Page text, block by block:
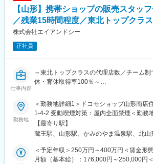
へステップアップが可能です。RSV経験後
への異動の道もあり、長期的にキャリア形
入社後1年で店長昇格を目指していただき
■組織構成：
1店舗あたり店長1名、スタッフ5～15名で
重視し相談しやすい環境◎
変更の範囲：会社の定める業務
【開催日時】
8/6 (木) 17:00～20:00
8/13 (木) 17:00～20:00
8/18 (火) 17:00～20:00
8/20 (木) 17:00～20:00
8/25 (火) 17:00～20:00
※ご応募時、参加可能日時をお知らせくだ
・新規契約・機種変更の受付および提案
・料金プラン、楽天ポイント活用、楽天カ
案内
・スマホの初期設定・データ移行サポート
◇店舗運営
【山形】携帯ショップの販売スタッ
／残業15時間程度／東北トップクラ
株式会社エイアンドシー
正社員
仕事内容
～東北トップクラスの代理店数／チーム
休・育休取得率100％～
■業務内容：
店舗にてスマートフォンのご提案や操作サ
だきます。家電量販店などの併売店とは異
ライフラインを支える「対面型コンシェル
るポジションです。
■業務詳細：
勤務地
＜勤務地詳細1＞ドコモショップ山形南店
1-4-2 受動喫煙対策：屋内全面禁煙＜勤務
プ山形南原店住所：山形県山形市南原町2-
内全面禁煙＜勤務地詳細3＞ドコモショッ
会社の定める事業所
【最寄り駅】
蔵王駅、山形駅、かみのやま温泉駅、北
＜予定年収＞250万円～400万円＜賃金形
月額（基本給）：176,000円～250,000円